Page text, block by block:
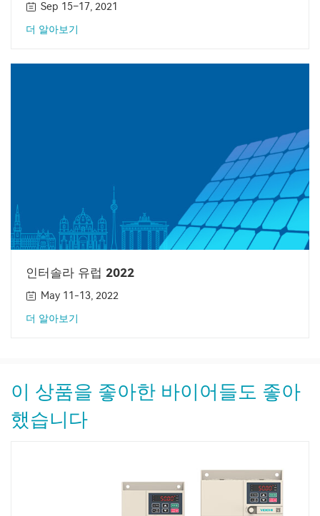
Sep 15–17, 2021
더 알아보기
인터솔라 유럽 2022
May 11-13, 2022
더 알아보기
이 상품을 좋아한 바이어들도 좋아
했습니다